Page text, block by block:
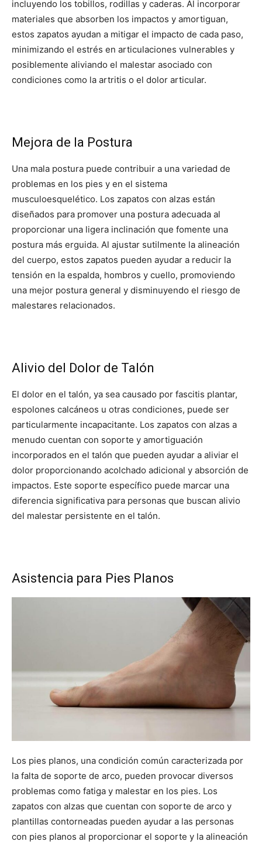
incluyendo los tobillos, rodillas y caderas. Al incorporar
materiales que absorben los impactos y amortiguan,
estos zapatos ayudan a mitigar el impacto de cada paso,
minimizando el estrés en articulaciones vulnerables y
posiblemente aliviando el malestar asociado con
condiciones como la artritis o el dolor articular.
Mejora de la Postura
Una mala postura puede contribuir a una variedad de
problemas en los pies y en el sistema
musculoesquelético. Los zapatos con alzas están
diseñados para promover una postura adecuada al
proporcionar una ligera inclinación que fomente una
postura más erguida. Al ajustar sutilmente la alineación
del cuerpo, estos zapatos pueden ayudar a reducir la
tensión en la espalda, hombros y cuello, promoviendo
una mejor postura general y disminuyendo el riesgo de
malestares relacionados.
Alivio del Dolor de Talón
El dolor en el talón, ya sea causado por fascitis plantar,
espolones calcáneos u otras condiciones, puede ser
particularmente incapacitante. Los zapatos con alzas a
menudo cuentan con soporte y amortiguación
incorporados en el talón que pueden ayudar a aliviar el
dolor proporcionando acolchado adicional y absorción de
impactos. Este soporte específico puede marcar una
diferencia significativa para personas que buscan alivio
del malestar persistente en el talón.
Asistencia para Pies Planos
Los pies planos, una condición común caracterizada por
la falta de soporte de arco, pueden provocar diversos
problemas como fatiga y malestar en los pies. Los
zapatos con alzas que cuentan con soporte de arco y
plantillas contorneadas pueden ayudar a las personas
con pies planos al proporcionar el soporte y la alineación